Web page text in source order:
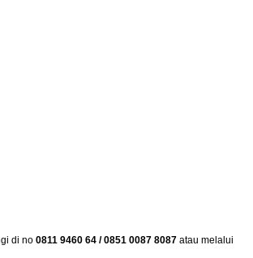
di no 0811 9460 64 / 0851 0087 8087 atau melalui